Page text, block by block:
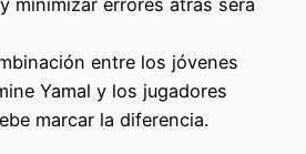
entre los jóvenes
Yamal y los jugadores
marcar la diferencia.